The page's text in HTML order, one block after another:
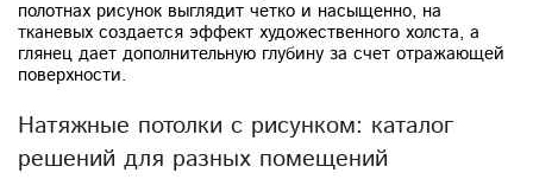
полотнах рисунок выглядит четко и насыщенно, на
тканевых создается эффект художественного холста, а
глянец дает дополнительную глубину за счет отражающей
поверхности.
Натяжные потолки с рисунком: каталог
решений для разных помещений